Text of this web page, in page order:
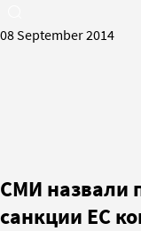
08 September 2014
СМИ назвали
санкции ЕС